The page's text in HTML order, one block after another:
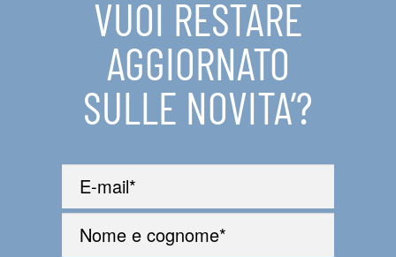
IN EVIDENZA
CONTATTI
VUOI RESTARE
AGGIORNATO
SULLE NOVITA’?